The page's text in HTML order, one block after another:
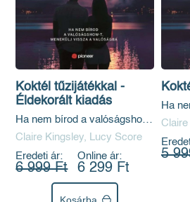
Koktél tűzijátékkal -
Éldekorált kiadás
Ha nem bírod a valóságshow-
t, menekülj vissza a
valóságba
Claire Kingsley, Lucy Score
Eredeti ár:
6 999 Ft
Online ár:
6 299 Ft
Ha
t,
5